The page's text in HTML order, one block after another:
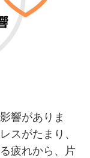
響がありま
スがたまり、
疲れから、片